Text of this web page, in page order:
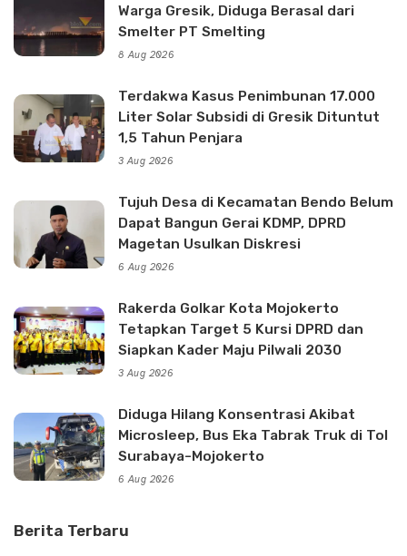
Warga Gresik, Diduga Berasal dari
Smelter PT Smelting
8 Aug 2026
Terdakwa Kasus Penimbunan 17.000
Liter Solar Subsidi di Gresik Dituntut
1,5 Tahun Penjara
3 Aug 2026
Tujuh Desa di Kecamatan Bendo Belum
Dapat Bangun Gerai KDMP, DPRD
Magetan Usulkan Diskresi
6 Aug 2026
Rakerda Golkar Kota Mojokerto
Tetapkan Target 5 Kursi DPRD dan
Siapkan Kader Maju Pilwali 2030
3 Aug 2026
Diduga Hilang Konsentrasi Akibat
Microsleep, Bus Eka Tabrak Truk di Tol
Surabaya-Mojokerto
6 Aug 2026
Berita Terbaru